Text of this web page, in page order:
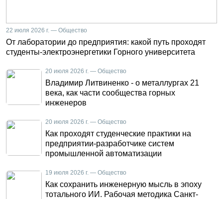
22 июля 2026 г. — Общество
От лаборатории до предприятия: какой путь проходят
студенты-электроэнергетики Горного университета
20 июля 2026 г. — Общество
Владимир Литвиненко - о металлургах 21
века, как части сообщества горных
инженеров
20 июля 2026 г. — Общество
Как проходят студенческие практики на
предприятии-разработчике систем
промышленной автоматизации
19 июля 2026 г. — Общество
Как сохранить инженерную мысль в эпоху
тотального ИИ. Рабочая методика Санкт-